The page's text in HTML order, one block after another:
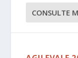
CONSULTE